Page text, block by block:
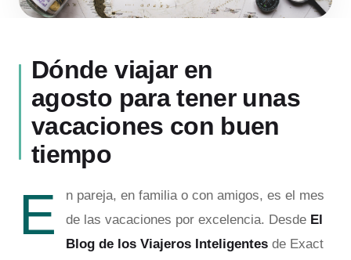
Dónde viajar en
agosto para tener unas
vacaciones con buen
tiempo
E
n pareja, en familia o con amigos, es el mes
de las vacaciones por excelencia. Desde El
Blog de los Viajeros Inteligentes de Exact